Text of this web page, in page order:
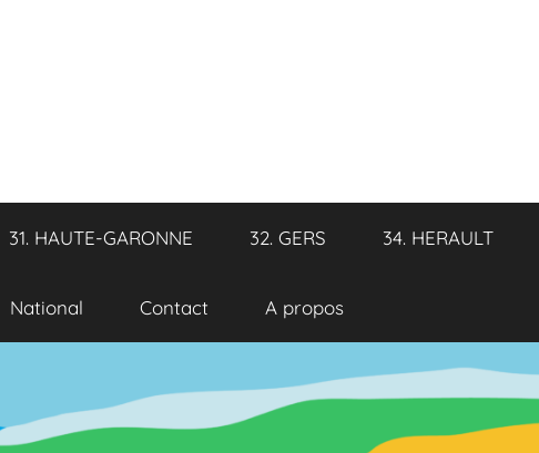
31. HAUTE-GARONNE 32. GERS 34. HERAULT
National Contact A propos